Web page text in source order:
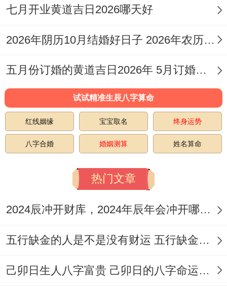
适合人群:非常适合注重安床还有祈求子嗣的
利于「入宅」同「安床」这两项核心活动；
帮助新居气场快稳定。
4. 2026年4月10日
（星期五,农历二月廿三）
:嫁娶、祈福、求嗣、开光、出行、解除、
拆卸、出火、开市、立券、交易、入宅、移
徙、安床、动土、破土、谢土。
忌：祭祀、入殓、安葬、探病
七月开业黄道吉日2026哪天好
2026年阴历10月结婚好日子 2026年农历十月二十六结婚好吗
五月份订婚的黄道吉日2026年 5月订婚吉日2026年
试试精准生辰八字算命
红线姻缘 宝宝取名 终身运势
八字合婚 婚姻测算 姓名算命
热门文章
2024辰冲开财库，2024年辰年会冲开哪些人的财库
五行缺金的人是不是没有财运 五行缺金的人命运好不好
己卯日生人八字富贵 己卯日的八字命运如何